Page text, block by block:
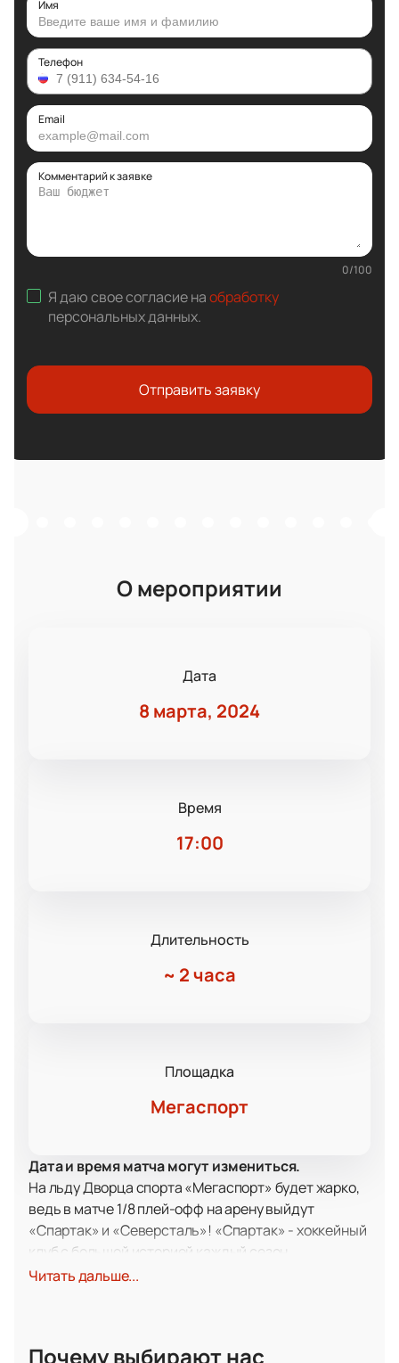
Имя
Телефон
Email
Комментарий к заявке
0/100
Я даю свое согласие наобработку
персональных данных.
Отправить заявку
О мероприятии
Дата
8 марта, 2024
Время
17:00
Длительность
~ 2 часа
Площадка
Мегаспорт
Дата и время матча могут измениться.
На льду Дворца спорта «Мегаспорт» будет жарко,
ведь в матче 1/8 плей-офф на арену выйдут
«Спартак» и «Северсталь»! «Спартак» - хоккейный
клуб с большой историей каждый сезон
Континентальной хоккейной лиги показывает
Клуб с 77-летней историей имеет в числе своих
Читать дальше...
Почему выбирают нас